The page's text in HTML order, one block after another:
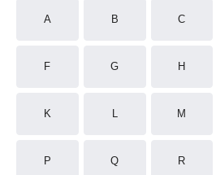
A B C
F G H
K L M
P Q R